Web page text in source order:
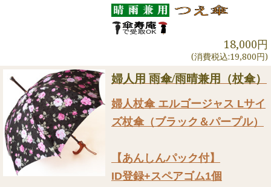
18,000円
(消費税込:19,800円)
婦人用 雨傘/雨晴兼用（杖傘）
婦人杖傘 エルゴージャス Lサイ
ズ杖傘（ブラック＆パープル）
【あんしんパック付】
ID登録+スペアゴム1個